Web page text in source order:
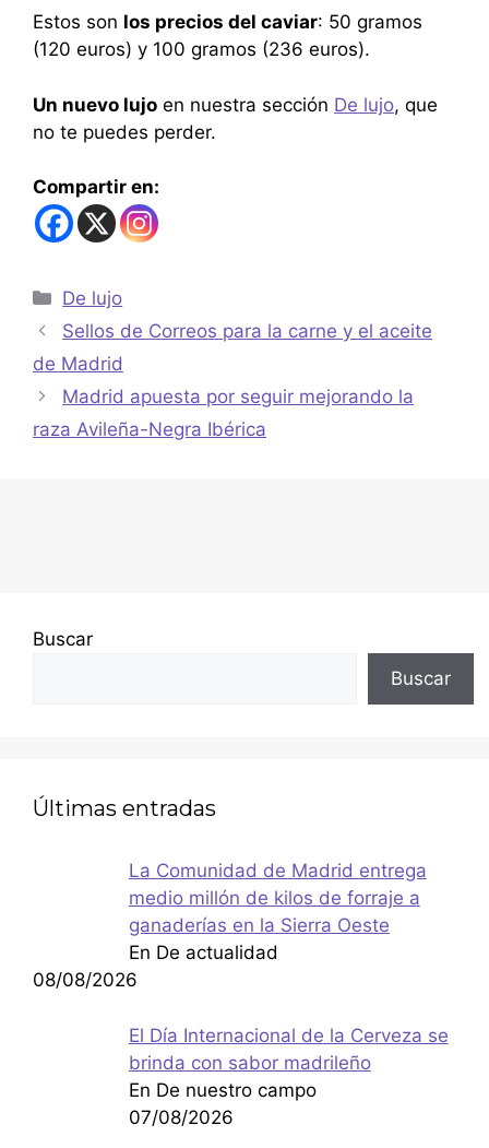
Estos son los precios del caviar: 50 gramos
(120 euros) y 100 gramos (236 euros).
Un nuevo lujo en nuestra sección De lujo, que
no te puedes perder.
Compartir en:
De lujo
Sellos de Correos para la carne y el aceite
de Madrid
Madrid apuesta por seguir mejorando la
raza Avileña-Negra Ibérica
Buscar
Buscar
Últimas entradas
La Comunidad de Madrid entrega
medio millón de kilos de forraje a
ganaderías en la Sierra Oeste
En De actualidad
08/08/2026
El Día Internacional de la Cerveza se
brinda con sabor madrileño
En De nuestro campo
07/08/2026